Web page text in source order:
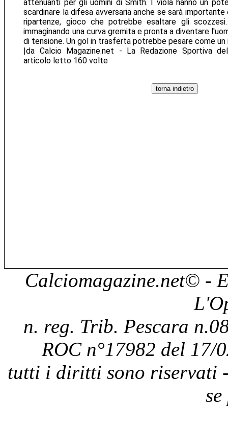
attenuanti per gli uomini di Smith. I viola hanno un
scardinare la difesa avversaria anche se sarà
ripartenze, gioco che potrebbe esaltare gli
immaginando una curva gremita e pronta a diventare
di tensione. Un gol in trasferta potrebbe pesare come un
|da Calcio Magazine.net - La Redazione Sportiva
articolo letto 160 volte
Calciomagazine.net© -
n. reg. Trib. Pescara
ROC n°17982 del 17/
tutti i diritti sono riservati